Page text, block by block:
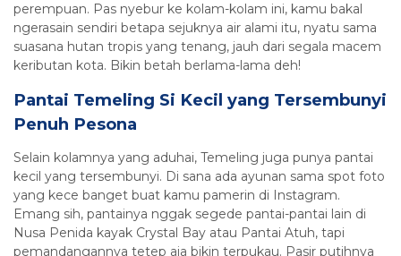
perempuan. Pas nyebur ke kolam-kolam ini, kamu bakal
ngerasain sendiri betapa sejuknya air alami itu, nyatu sama
suasana hutan tropis yang tenang, jauh dari segala macem
keributan kota. Bikin betah berlama-lama deh!
Pantai Temeling Si Kecil yang Tersembunyi
Penuh Pesona
Selain kolamnya yang aduhai, Temeling juga punya pantai
kecil yang tersembunyi. Di sana ada ayunan sama spot foto
yang kece banget buat kamu pamerin di Instagram.
Emang sih, pantainya nggak segede pantai-pantai lain di
Nusa Penida kayak Crystal Bay atau Pantai Atuh, tapi
pemandangannya tetep aja bikin terpukau. Pasir putihnya